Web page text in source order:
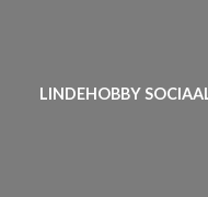
LINDEHOBBY